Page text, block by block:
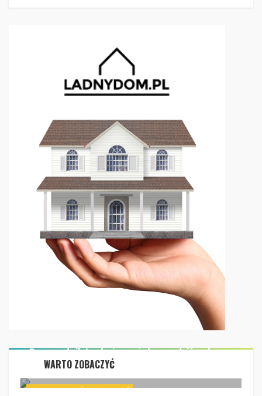
WARTO ZOBACZYĆ
WNĘTRZA DOMÓW I MIESZKAŃ
Przewodnik techniczny jak urządzić salon...
18 grudnia 2019
Przewodnik techniczny jak urządzić salon...